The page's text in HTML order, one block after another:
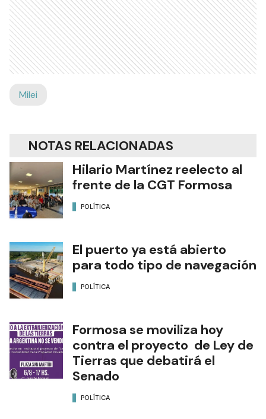
Milei
NOTAS RELACIONADAS
Hilario Martínez reelecto al
frente de la CGT Formosa
POLÍTICA
El puerto ya está abierto
para todo tipo de navegación
POLÍTICA
Formosa se moviliza hoy
contra el proyecto de Ley de
Tierras que debatirá el
Senado
POLÍTICA